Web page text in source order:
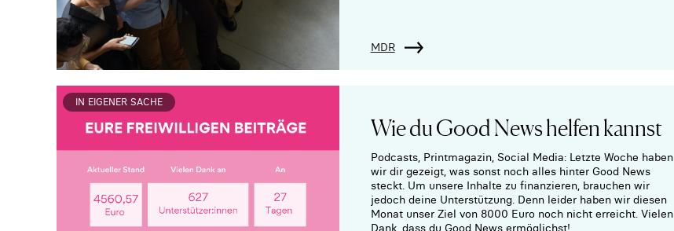
MDR
IN EIGENER SACHE
Wie du Good News helfen kannst
Podcasts, Printmagazin, Social Media: Letzte Woche haben
wir dir gezeigt, was sonst noch alles hinter Good News
steckt. Um unsere Inhalte zu finanzieren, brauchen wir
jedoch deine Unterstützung. Denn leider haben wir diesen
Monat unser Ziel von 8000 Euro noch nicht erreicht. Vielen
Dank, dass du Good News ermöglichst!